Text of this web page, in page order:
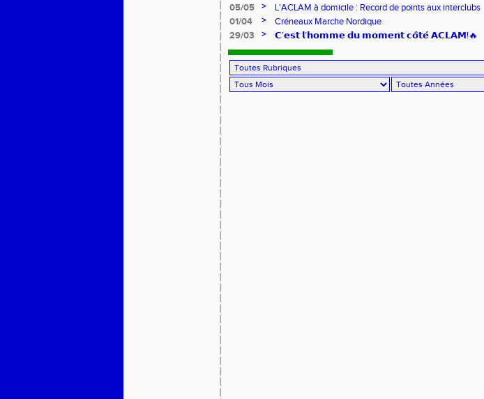
05/05
> L'ACLAM à domicile : Record de points aux interclubs
01/04 >
Créneaux Marche Nordique
29/03
> 𝗖’𝗲𝘀𝘁 𝗹’𝗵𝗼𝗺𝗺𝗲 𝗱𝘂 𝗺𝗼𝗺𝗲𝗻𝘁 𝗰𝗼̂𝘁𝗲́ 𝗔𝗖𝗟𝗔𝗠!🔥